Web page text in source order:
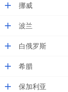
挪威
波兰
白俄罗斯
希腊
保加利亚